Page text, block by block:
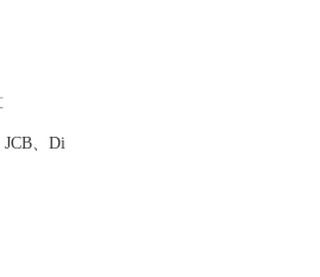
三層に高
出来ま
大会の最
を櫓越し
、Di